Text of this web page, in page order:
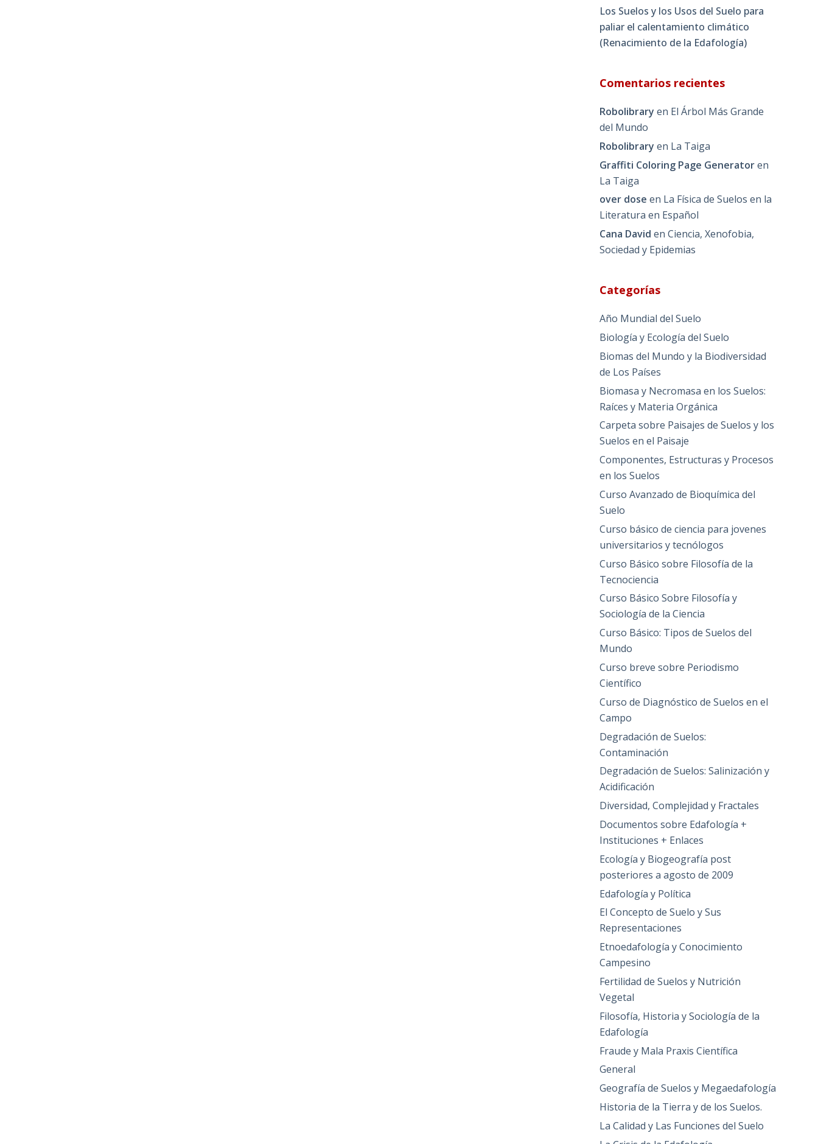
Los Suelos y los Usos del Suelo para
paliar el calentamiento climático
(Renacimiento de la Edafología)
Comentarios recientes
Robolibrary en El Árbol Más Grande
del Mundo
Robolibrary en La Taiga
Graffiti Coloring Page Generatoren
La Taiga
over dose en La Física de Suelos en la
Literatura en Español
Cana David enCiencia, Xenofobia,
Sociedad y Epidemias
Categorías
Año Mundial del Suelo
Biología y Ecología del Suelo
Biomas del Mundo y la Biodiversidad
de Los Países
Biomasa y Necromasa en los Suelos:
Raíces y Materia Orgánica
Carpeta sobre Paisajes de Suelos y los
Suelos en el Paisaje
Componentes, Estructuras y Procesos
en los Suelos
Curso Avanzado de Bioquímica del
Suelo
Curso básico de ciencia para jovenes
universitarios y tecnólogos
Curso Básico sobre Filosofía de la
Tecnociencia
Curso Básico Sobre Filosofía y
Sociología de la Ciencia
Curso Básico: Tipos de Suelos del
Mundo
Curso breve sobre Periodismo
Científico
Curso de Diagnóstico de Suelos en el
Campo
Degradación de Suelos:
Contaminación
Degradación de Suelos: Salinización y
Acidificación
Diversidad, Complejidad y Fractales
Documentos sobre Edafología +
Instituciones + Enlaces
Ecología y Biogeografía post
posteriores a agosto de 2009
Edafología y Política
El Concepto de Suelo y Sus
Representaciones
Etnoedafología y Conocimiento
Campesino
Fertilidad de Suelos y Nutrición
Vegetal
Filosofía, Historia y Sociología de la
Edafología
Fraude y Mala Praxis Científica
General
Geografía de Suelos y Megaedafología
Historia de la Tierra y de los Suelos.
La Calidad y Las Funciones del Suelo